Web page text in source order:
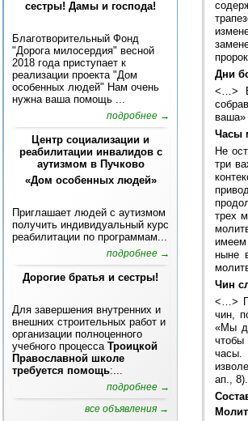
сестры! Дамы и господа!
Благотворительный Фонд
"Дорога милосердия" весной
2018 года приступает к
реализации проекта "Дом
особенных людей" Нам очень
нужна ваша помощь ...
подробнее →
Центр социализации и
реабилитации инвалидов с
аутизмом в Пучково
«Дом особенных людей»
Приглашает людей с аутизмом
получить индивидуальный курс
реабилитации по программам...
подробнее →
Дорогие братья и сестры!
Для завершения внутренних и
внешних строительных работ и
организации полноценного
учебного процесса Троицкой
Православной школе
требуется помощь:...
подробнее →
все объявления →
Дни
<…>
ваша»
Часы
Не
три
трех
ныне
Чин
<…>
чин,
«Мы
чтобы
часы.
ап., 8).